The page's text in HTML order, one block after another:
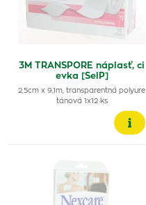
3M TRANSPORE náplasť, ci
evka [SelP]
2,5cm x 9,1m, transparentná polyure
tánová 1x12 ks